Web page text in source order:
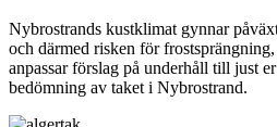
Nybrostrands kustklimat gynnar
och därmed risken för
anpassar förslag på underhåll till just
bedömning av taket i Nybrostrand.